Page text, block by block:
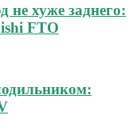
не хуже заднего:
FTO